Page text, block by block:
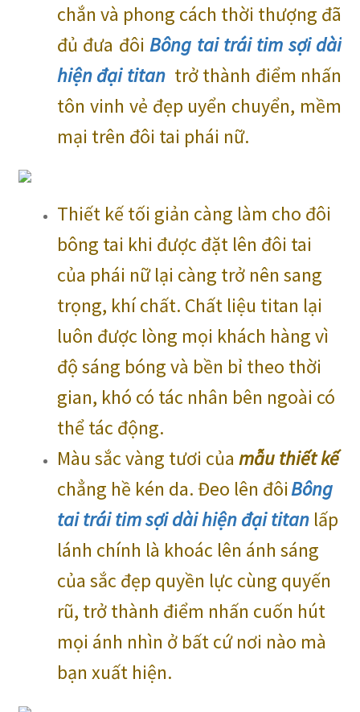
chắn và phong cách thời thượng đã
đủ đưa đôiBông tai trái tim sợi dài
hiện đại titan trở thành điểm nhấn
tôn vinh vẻ đẹp uyển chuyển, mềm
mại trên đôi tai phái nữ.
Thiết kế tối giản càng làm cho đôi
bông tai khi được đặt lên đôi tai
của phái nữ lại càng trở nên sang
trọng, khí chất. Chất liệu titan lại
luôn được lòng mọi khách hàng vì
độ sáng bóng và bền bỉ theo thời
gian, khó có tác nhân bên ngoài có
thể tác động.
Màu sắc vàng tươi của mẫu thiết kế
chẳng hề kén da. Đeo lên đôiBông
tai trái tim sợi dài hiện đại titanlấp
lánh chính là khoác lên ánh sáng
của sắc đẹp quyền lực cùng quyến
rũ, trở thành điểm nhấn cuốn hút
mọi ánh nhìn ở bất cứ nơi nào mà
bạn xuất hiện.